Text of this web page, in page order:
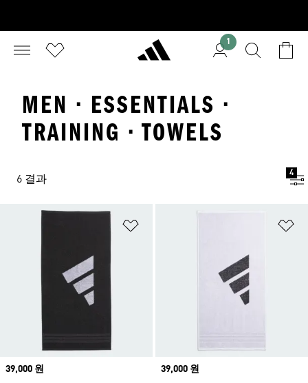
1
MEN · ESSENTIALS ·
TRAINING · TOWELS
6 결과
4
Price
39,000 원
Price
39,000 원